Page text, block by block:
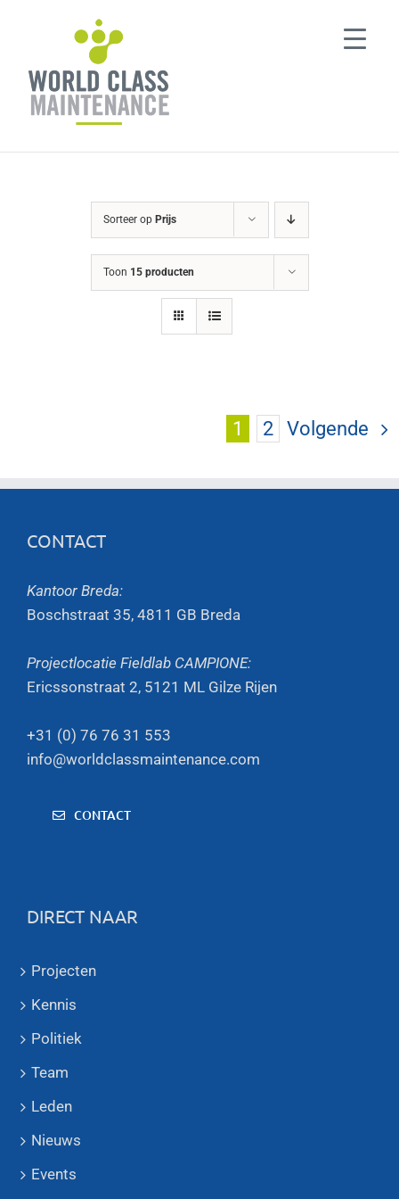
Sorteer op Prijs
Toon 15 producten
1 2 Volgende
CONTACT
Kantoor Breda:
Boschstraat 35, 4811 GB Breda
Projectlocatie Fieldlab CAMPIONE:
Ericssonstraat 2, 5121 ML Gilze Rijen
+31 (0) 76 76 31 553
info@worldclassmaintenance.com
CONTACT
DIRECT NAAR
Projecten
Kennis
Politiek
Team
Leden
Nieuws
Events